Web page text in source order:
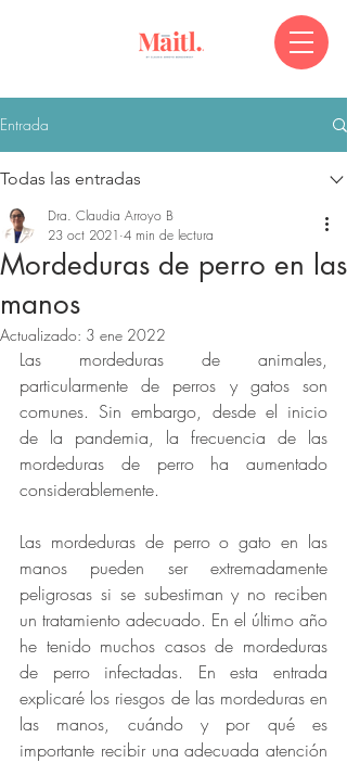
Entrada
Todas las entradas
Mordeduras de perro en las
manos
Dra. Claudia Arroyo B
23 oct 2021 4 min de lectura
Actualizado: 3 ene 2022
Las mordeduras de animales,
particularmente de perros y gatos son
comunes. Sin embargo, desde el inicio
de la pandemia, la frecuencia de las
mordeduras de perro ha aumentado
considerablemente.
Las mordeduras de perro o gato en las
manos pueden ser extremadamente
peligrosas si se subestiman y no reciben
un tratamiento adecuado. En el último año
he tenido muchos casos de mordeduras
de perro infectadas. En esta entrada
explicaré los riesgos de las mordeduras en
las manos, cuándo y por qué es
importante recibir una adecuada atención